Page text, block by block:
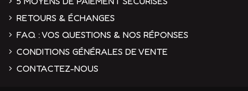
RETOURS & ÉCHANGES
FAQ : VOS QUESTIONS & NOS RÉPONSES
CONDITIONS GÉNÉRALES DE VENTE
CONTACTEZ-NOUS